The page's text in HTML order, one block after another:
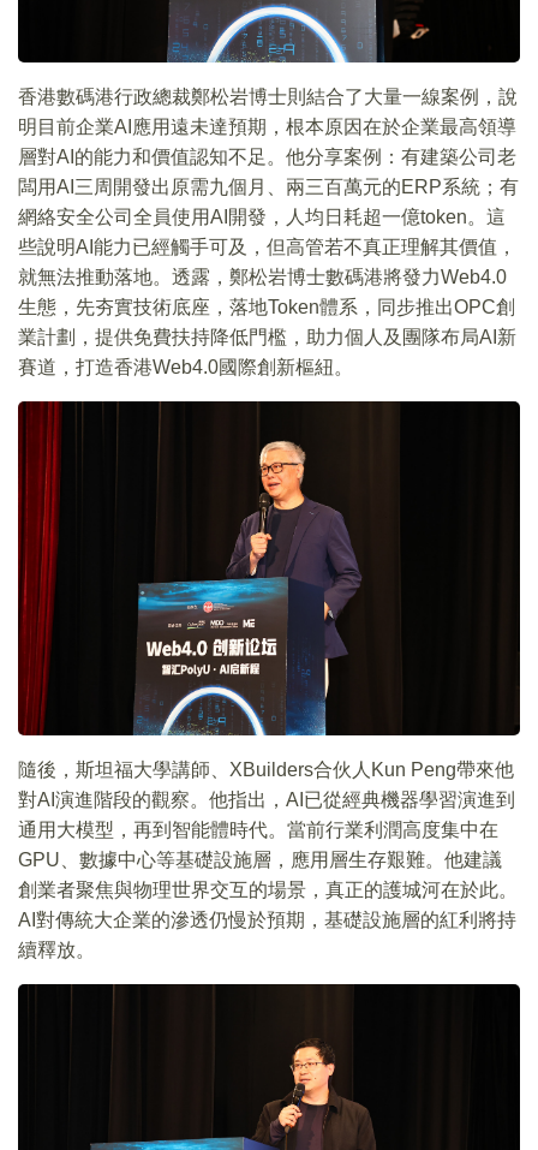
香港數碼港行政總裁鄭松岩博士則結合了大量一線案例，說
明目前企業AI應用遠未達預期，根本原因在於企業最高領導
層對AI的能力和價值認知不足。他分享案例：有建築公司老
闆用AI三周開發出原需九個月、兩三百萬元的ERP系統；有
網絡安全公司全員使用AI開發，人均日耗超一億token。這
些說明AI能力已經觸手可及，但高管若不真正理解其價值，
就無法推動落地。透露，鄭松岩博士數碼港將發力Web4.0
生態，先夯實技術底座，落地Token體系，同步推出OPC創
業計劃，提供免費扶持降低門檻，助力個人及團隊布局AI新
賽道，打造香港Web4.0國際創新樞紐。
隨後，斯坦福大學講師、XBuilders合伙人Kun Peng帶來他
對AI演進階段的觀察。他指出，AI已從經典機器學習演進到
通用大模型，再到智能體時代。當前行業利潤高度集中在
GPU、數據中心等基礎設施層，應用層生存艱難。他建議
創業者聚焦與物理世界交互的場景，真正的護城河在於此。
AI對傳統大企業的滲透仍慢於預期，基礎設施層的紅利將持
續釋放。